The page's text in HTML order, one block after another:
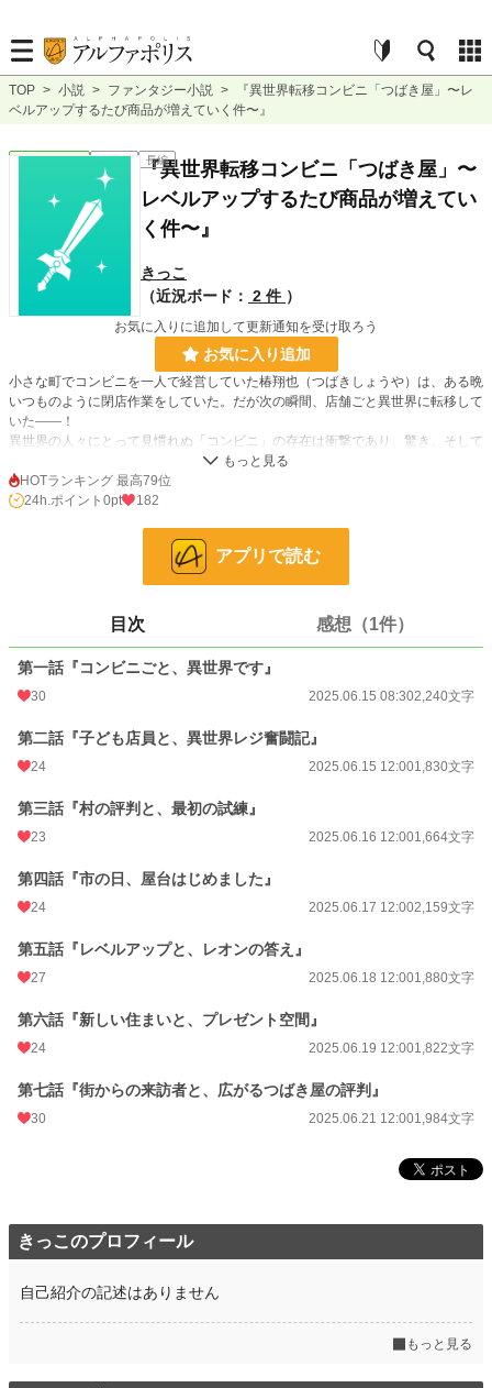
TOP > 小説 > ファンタジー小説 >
『異世界転移コンビニ「つばき屋」〜レ
ベルアップするたび商品が増えていく件〜』
ファンタジー 連載中 長編
『異世界転移コンビニ「つばき屋」〜
レベルアップするたび商品が増えてい
く件〜』
きっこ
（近況ボード： 2 件 ）
お気に入りに追加して更新通知を受け取ろう
お気に入り追加
小さな町でコンビニを一人で経営していた椿翔也（つばきしょうや）は、ある晩
いつものように閉店作業をしていた。だが次の瞬間、店舗ごと異世界に転移して
いた――！
異世界の人々にとって見慣れぬ「コンビニ」の存在は衝撃であり、驚き、そして
そして翔也のコンビニには、謎の「店舗レベル」システムが付与されており、販
売実績や評判に応じてレベルアップすることで、取り扱い可能な商品がどんどん
果たして彼は、異世界で“便利の象徴”たるコンビニを広め、世界の流通や生活を
変えていくことができるのか――
AIと一緒に作りました。私の読みたいを共有させていただきます。気に入ってい
感想貰えたら飛んで喜びます！
（作者はおぼろ豆腐メンタルなので厳しいコメントはごめんなさい）
228,849 位 / 228,849 件
ファンタジー
お気に入り 38
24h.ポイント
文字数 13,579
初回公開日時 2025.06.15 08:30
累計ポイント
HOTランキング 最高79位
24h.ポイント 0pt 182
アプリで読む
目次 感想（1件）
第一話『コンビニごと、異世界です』
30 2025.06.15 08:302,240文字
第二話『子ども店員と、異世界レジ奮闘記』
24 2025.06.15 12:001,830文字
第三話『村の評判と、最初の試練』
23 2025.06.16 12:001,664文字
第四話『市の日、屋台はじめました』
24 2025.06.17 12:002,159文字
第五話『レベルアップと、レオンの答え』
27 2025.06.18 12:001,880文字
第六話『新しい住まいと、プレゼント空間』
24 2025.06.19 12:001,822文字
第七話『街からの来訪者と、広がるつばき屋の評判』
30 2025.06.21 12:001,984文字
きっこのプロフィール
自己紹介の記述はありません
もっと見る